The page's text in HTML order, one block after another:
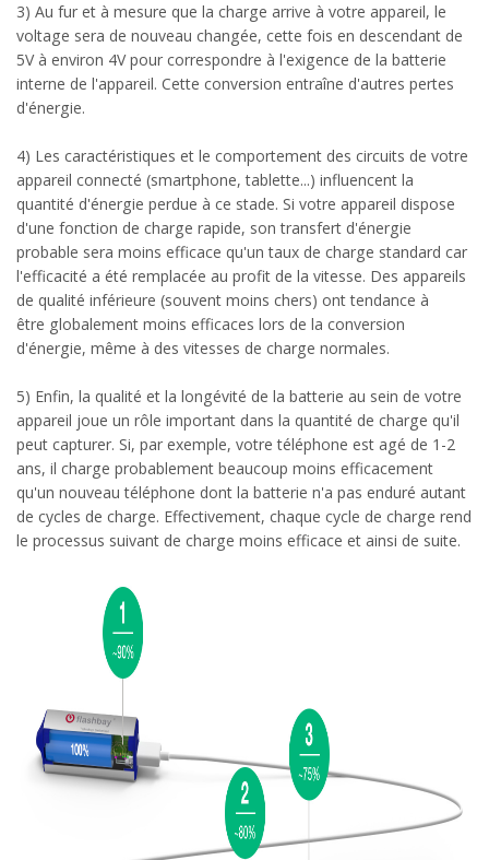
3) Au fur et à mesure que la charge arrive à votre appareil, le
voltage sera de nouveau changée, cette fois en descendant de
5V à environ 4V pour correspondre à l'exigence de la batterie
interne de l'appareil. Cette conversion entraîne d'autres pertes
d'énergie.
4) Les caractéristiques et le comportement des circuits de votre
appareil connecté (smartphone, tablette...) influencent la
quantité d'énergie perdue à ce stade. Si votre appareil dispose
d'une fonction de charge rapide, son transfert d'énergie
probable sera moins efficace qu'un taux de charge standard car
l'efficacité a été remplacée au profit de la vitesse. Des appareils
de qualité inférieure (souvent moins chers) ont tendance à
être globalement moins efficaces lors de la conversion
d'énergie, même à des vitesses de charge normales.
5) Enfin, la qualité et la longévité de la batterie au sein de votre
appareil joue un rôle important dans la quantité de charge qu'il
peut capturer. Si, par exemple, votre téléphone est agé de 1-2
ans, il charge probablement beaucoup moins efficacement
qu'un nouveau téléphone dont la batterie n'a pas enduré autant
de cycles de charge. Effectivement, chaque cycle de charge rend
le processus suivant de charge moins efficace et ainsi de suite.